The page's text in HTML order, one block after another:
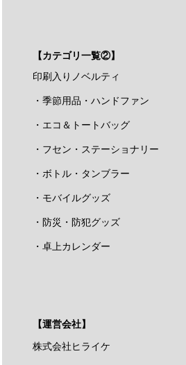
【カテゴリ一覧②】
印刷入りノベルティ
・季節用品・ハンドファン
・エコ＆トートバッグ
・フセン・ステーショナリー
・ボトル・タンブラー
・モバイルグッズ
・防災・防犯グッズ
・卓上カレンダー
【運営会社】
株式会社ヒライケ